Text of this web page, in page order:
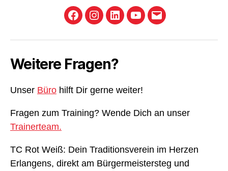
FacebookInstagram
LinkedInYouTube
E-
Weitere Fragen?
Unser Büro hilft Dir gerne weiter!
Fragen zum Training? Wende Dich an unser
Trainerteam.
TC Rot Weiß: Dein Traditionsverein im Herzen
Erlangens, direkt am Bürgermeistersteg und